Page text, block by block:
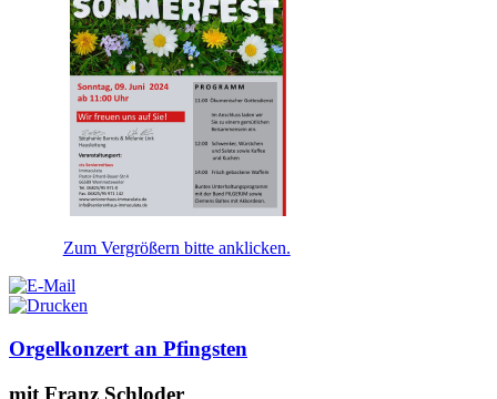
Zum Vergrößern bitte anklicken.
Orgelkonzert an Pfingsten
mit Franz Schloder